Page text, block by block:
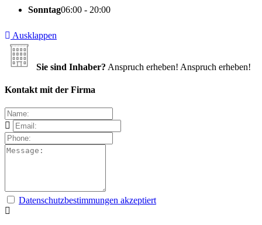
Sonntag06:00 - 20:00
Ausklappen
Sie sind Inhaber? Anspruch erheben! Anspruch erheben!
Kontakt mit der Firma
Datenschutzbestimmungen akzeptiert